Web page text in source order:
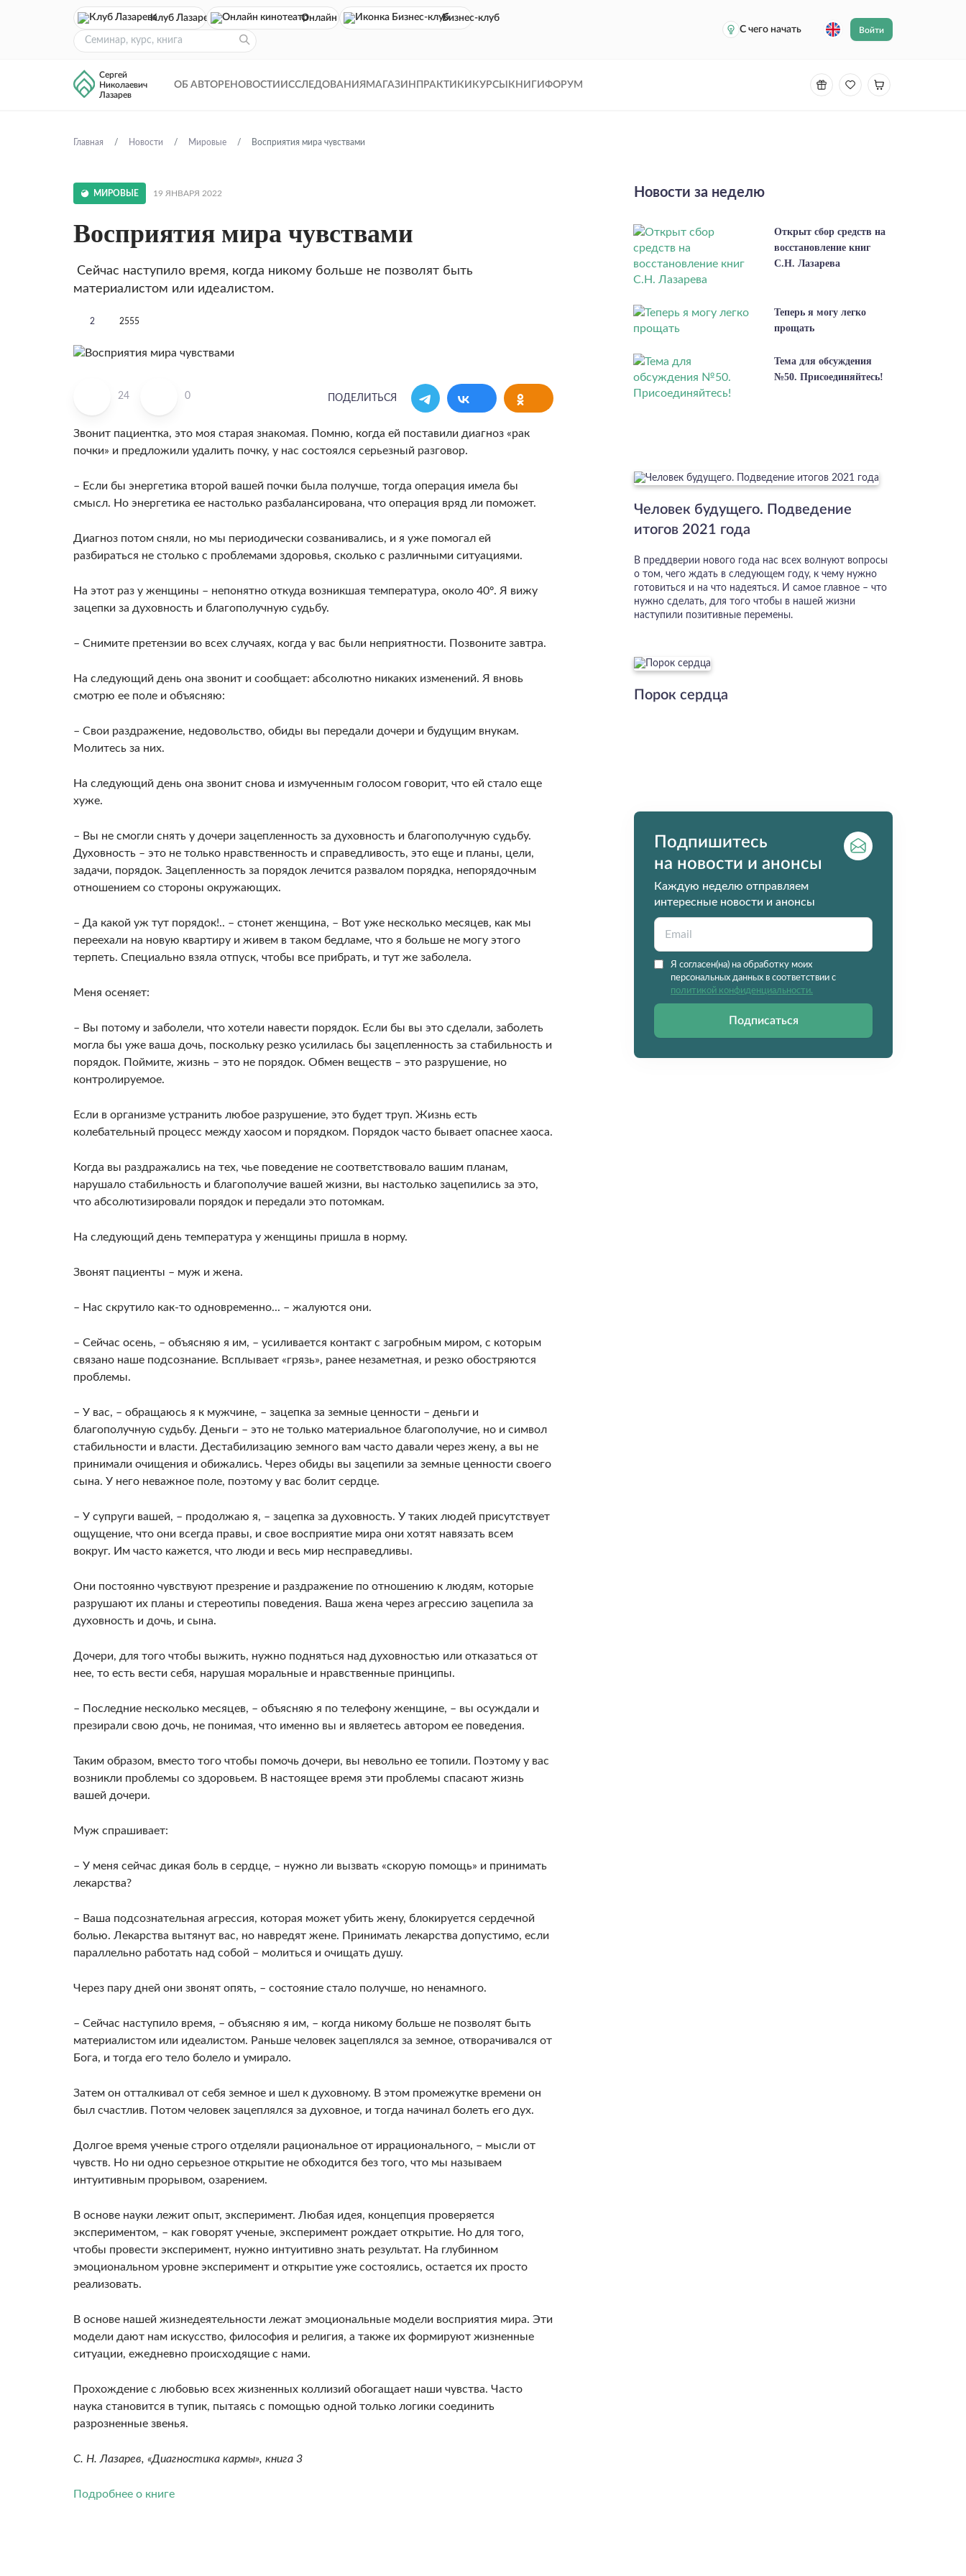
Клуб Лазарева Онлайн кинотеатр
Бизнес-клуб
С чего начать
Войти
Сергей
Николаевич
Лазарев
ОБ АВТОРЕ НОВОСТИ ИССЛЕДОВАНИЯ МАГАЗИН ПРАКТИКИ КУРСЫ КНИГИ ФОРУМ
Главная Новости Мировые Восприятия мира чувствами
МИРОВЫЕ 19 ЯНВАРЯ 2022
Восприятия мира чувствами
Сейчас наступило время, когда никому больше не позволят быть
материалистом или идеалистом.
2 2555
24 0 ПОДЕЛИТЬСЯ
Звонит пациентка, это моя старая знакомая. Помню, когда ей поставили диагноз «рак
почки» и предложили удалить почку, у нас состоялся серьезный разговор.
– Если бы энергетика второй вашей почки была получше, тогда операция имела бы
смысл. Но энергетика ее настолько разбалансирована, что операция вряд ли поможет.
Диагноз потом сняли, но мы периодически созванивались, и я уже помогал ей
разбираться не столько с проблемами здоровья, сколько с различными ситуациями.
На этот раз у женщины – непонятно откуда возникшая температура, около 40º. Я вижу
зацепки за духовность и благополучную судьбу.
– Снимите претензии во всех случаях, когда у вас были неприятности. Позвоните завтра.
На следующий день она звонит и сообщает: абсолютно никаких изменений. Я вновь
смотрю ее поле и объясняю:
– Свои раздражение, недовольство, обиды вы передали дочери и будущим внукам.
Молитесь за них.
На следующий день она звонит снова и измученным голосом говорит, что ей стало еще
хуже.
– Вы не смогли снять у дочери зацепленность за духовность и благополучную судьбу.
Духовность – это не только нравственность и справедливость, это еще и планы, цели,
задачи, порядок. Зацепленность за порядок лечится развалом порядка, непорядочным
отношением со стороны окружающих.
– Да какой уж тут порядок!.. – стонет женщина, – Вот уже несколько месяцев, как мы
переехали на новую квартиру и живем в таком бедламе, что я больше не могу этого
терпеть. Специально взяла отпуск, чтобы все прибрать, и тут же заболела.
Меня осеняет:
– Вы потому и заболели, что хотели навести порядок. Если бы вы это сделали, заболеть
могла бы уже ваша дочь, поскольку резко усилилась бы зацепленность за стабильность и
порядок. Поймите, жизнь – это не порядок. Обмен веществ – это разрушение, но
контролируемое.
Если в организме устранить любое разрушение, это будет труп. Жизнь есть
колебательный процесс между хаосом и порядком. Порядок часто бывает опаснее хаоса.
Когда вы раздражались на тех, чье поведение не соответствовало вашим планам,
нарушало стабильность и благополучие вашей жизни, вы настолько зацепились за это,
что абсолютизировали порядок и передали это потомкам.
На следующий день температура у женщины пришла в норму.
Звонят пациенты – муж и жена.
– Нас скрутило как-то одновременно... – жалуются они.
– Сейчас осень, – объясняю я им, – усиливается контакт с загробным миром, с которым
связано наше подсознание. Всплывает «грязь», ранее незаметная, и резко обостряются
проблемы.
– У вас, – обращаюсь я к мужчине, – зацепка за земные ценности – деньги и
благополучную судьбу. Деньги – это не только материальное благополучие, но и символ
стабильности и власти. Дестабилизацию земного вам часто давали через жену, а вы не
принимали очищения и обижались. Через обиды вы зацепили за земные ценности своего
сына. У него неважное поле, поэтому у вас болит сердце.
– У супруги вашей, – продолжаю я, – зацепка за духовность. У таких людей присутствует
ощущение, что они всегда правы, и свое восприятие мира они хотят навязать всем
вокруг. Им часто кажется, что люди и весь мир несправедливы.
Они постоянно чувствуют презрение и раздражение по отношению к людям, которые
разрушают их планы и стереотипы поведения. Ваша жена через агрессию зацепила за
духовность и дочь, и сына.
Дочери, для того чтобы выжить, нужно подняться над духовностью или отказаться от
нее, то есть вести себя, нарушая моральные и нравственные принципы.
– Последние несколько месяцев, – объясняю я по телефону женщине, – вы осуждали и
презирали свою дочь, не понимая, что именно вы и являетесь автором ее поведения.
Таким образом, вместо того чтобы помочь дочери, вы невольно ее топили. Поэтому у вас
возникли проблемы со здоровьем. В настоящее время эти проблемы спасают жизнь
вашей дочери.
Муж спрашивает:
– У меня сейчас дикая боль в сердце, – нужно ли вызвать «скорую помощь» и принимать
лекарства?
– Ваша подсознательная агрессия, которая может убить жену, блокируется сердечной
болью. Лекарства вытянут вас, но навредят жене. Принимать лекарства допустимо, если
параллельно работать над собой – молиться и очищать душу.
Через пару дней они звонят опять, – состояние стало получше, но ненамного.
– Сейчас наступило время, – объясняю я им, – когда никому больше не позволят быть
материалистом или идеалистом. Раньше человек зацеплялся за земное, отворачивался от
Бога, и тогда его тело болело и умирало.
Затем он отталкивал от себя земное и шел к духовному. В этом промежутке времени он
был счастлив. Потом человек зацеплялся за духовное, и тогда начинал болеть его дух.
Долгое время ученые строго отделяли рациональное от иррационального, – мысли от
чувств. Но ни одно серьезное открытие не обходится без того, что мы называем
интуитивным прорывом, озарением.
В основе науки лежит опыт, эксперимент. Любая идея, концепция проверяется
экспериментом, – как говорят ученые, эксперимент рождает открытие. Но для того,
чтобы провести эксперимент, нужно интуитивно знать результат. На глубинном
эмоциональном уровне эксперимент и открытие уже состоялись, остается их просто
реализовать.
В основе нашей жизнедеятельности лежат эмоциональные модели восприятия мира. Эти
модели дают нам искусство, философия и религия, а также их формируют жизненные
ситуации, ежедневно происходящие с нами.
Прохождение с любовью всех жизненных коллизий обогащает наши чувства. Часто
наука становится в тупик, пытаясь с помощью одной только логики соединить
разрозненные звенья.
С. Н. Лазарев, «Диагностика кармы», книга 3
Подробнее о книге
Новости за неделю
Открыт сбор средств на
восстановление книг
С.Н. Лазарева
Теперь я могу легко
прощать
Тема для обсуждения
№50. Присоединяйтесь!
Человек будущего. Подведение
итогов 2021 года
В преддверии нового года нас всех волнуют вопросы
о том, чего ждать в следующем году, к чему нужно
готовиться и на что надеяться. И самое главное – что
нужно сделать, для того чтобы в нашей жизни
наступили позитивные перемены.
Порок сердца
Подпишитесь
на новости и анонсы
Каждую неделю отправляем
интересные новости и анонсы
Я согласен(на) на обработку моих
персональных данных в соответствии с
политикой конфиденциальности.
Подписаться